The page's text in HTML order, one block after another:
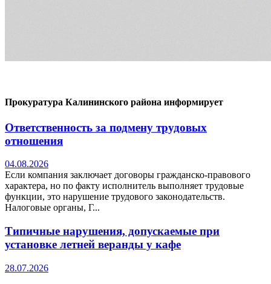
Прокуратура Калининского района информирует
Ответственность за подмену трудовых
отношения
04.08.2026
Если компания заключает договоры гражданско-правового
характера, но по факту исполнитель выполняет трудовые
функции, это нарушение трудового законодательств.
Налоговые органы, Г...
Типичные нарушения, допускаемые при
установке летней веранды у кафе
28.07.2026